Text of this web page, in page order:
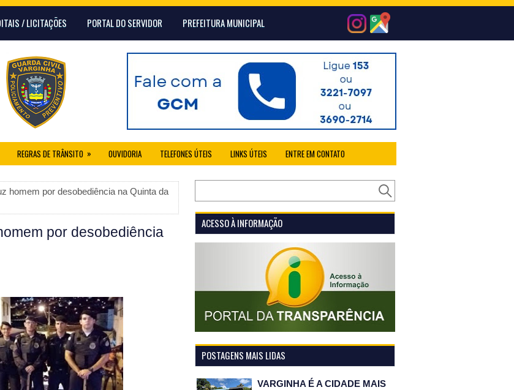
/ LICITAÇÕES PORTAL DO SERVIDOR PREFEITURA MUNICIPAL
REGRAS DE TRÂNSITO » OUVIDORIA TELEFONES ÚTEIS LINKS ÚTEIS ENTRE EM CONTATO
homem por desobediência na Quinta da
por desobediência
ACESSO À INFORMAÇÃO
POSTAGENS MAIS LIDAS
VARGINHA É A CIDADE MAIS